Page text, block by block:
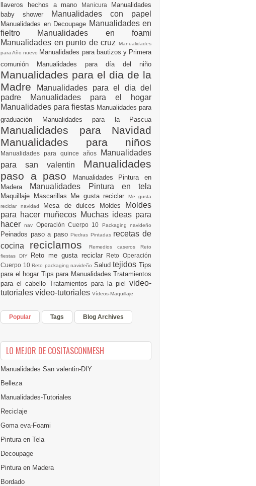
llaveros hechos a mano Manicura Manualidades
baby shower
Manualidades con papel
Manualidades en Decoupage Manualidades en
fieltro Manualidades en foami
Manualidades en punto de cruz
Manualidades
para Año nuevo Manualidades para bautizos y Primera
comunión Manualidades para día del niño
Manualidades para el dia de la
Madre
Manualidades para el dia del
padre
Manualidades para el hogar
Manualidades para fiestas Manualidades para
graduación Manualidades para la Pascua
Manualidades para Navidad
Manualidades para niños
Manualidades para quince años
Manualidades
para san valentin Manualidades
paso a paso
Manualidades Pintura en
Madera
Manualidades Pintura en tela
Maquillaje Mascarillas Me gusta reciclar
Me gusta
reciclar navidad Mesa de dulces Moldes
Moldes
para hacer muñecos Muchas ideas para
hacernav Operación Cuerpo 10 Packaging navideño
Peinados paso a pasoPiedras Pintadas recetas de
cocina reciclamos Remedios caseros Reto
fiestas DIY Reto me gusta reciclar
Reto Operación
Cuerpo 10Reto packaging navideño SaludtejidosTips
para el hogar Tips para Manualidades Tratamientos
para el cabello Tratamientos para la piel video-
tutoriales vídeo-tutoriales Vídeos-Maquillaje
Popular Tags Blog Archives
LO MEJOR DE COSITASCONMESH
Manualidades San valentin-DIY
Belleza
Manualidades-Tutoriales
Reciclaje
Goma eva-Foami
Pintura en Tela
Decoupage
Pintura en Madera
Bordado